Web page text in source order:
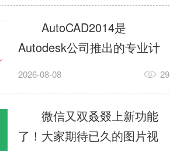
入AutoCAD2014的操作界
面，如图所示：2.在该界面内
找到矩形选项，如图所示：3.
点击矩...
办的解决方法，有需要的小
伙伴可以来了解了解哦。1.打
开控制面板，选择
AutodeskAutoCAD2014。2.
等AutodeskAutoCAD2014的
安装程序加载完毕。3.选择添
加/...
AutoCAD2014是
Autodesk公司推出的专业计
算机辅助设计（CAD）软
子、建筑、服装等多个工程
与设计领域。作为行业标准
工具之一，它提供了强大的
2026-08-08 29
微信又双叒叕上新功能
了！大家期待已久的图片视